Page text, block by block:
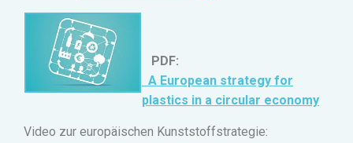
PDF:
A European strategy for
plastics in a circular economy
Video zur europäischen Kunststoffstrategie: